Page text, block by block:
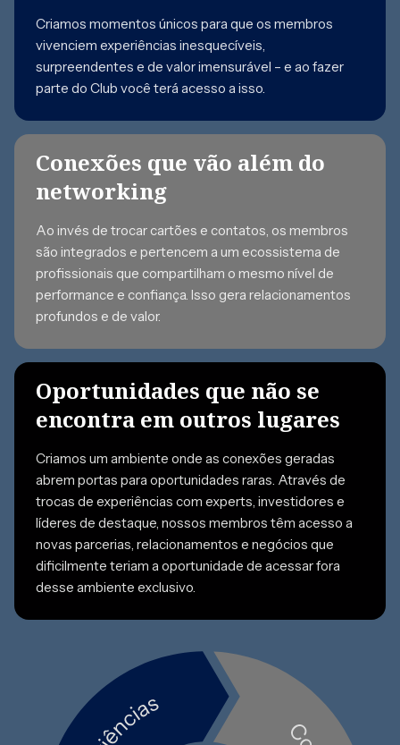
Criamos momentos únicos para que os membros
vivenciem experiências inesquecíveis,
surpreendentes e de valor imensurável – e ao fazer
parte do Club você terá acesso a isso.
Conexões que vão além do
networking
Ao invés de trocar cartões e contatos, os membros
são integrados e pertencem a um ecossistema de
profissionais que compartilham o mesmo nível de
performance e confiança. Isso gera relacionamentos
profundos e de valor.
Oportunidades que não se
encontra em outros lugares
Criamos um ambiente onde as conexões geradas
abrem portas para oportunidades raras. Através de
trocas de experiências com experts, investidores e
líderes de destaque, nossos membros têm acesso a
novas parcerias, relacionamentos e negócios que
dificilmente teriam a oportunidade de acessar fora
desse ambiente exclusivo.